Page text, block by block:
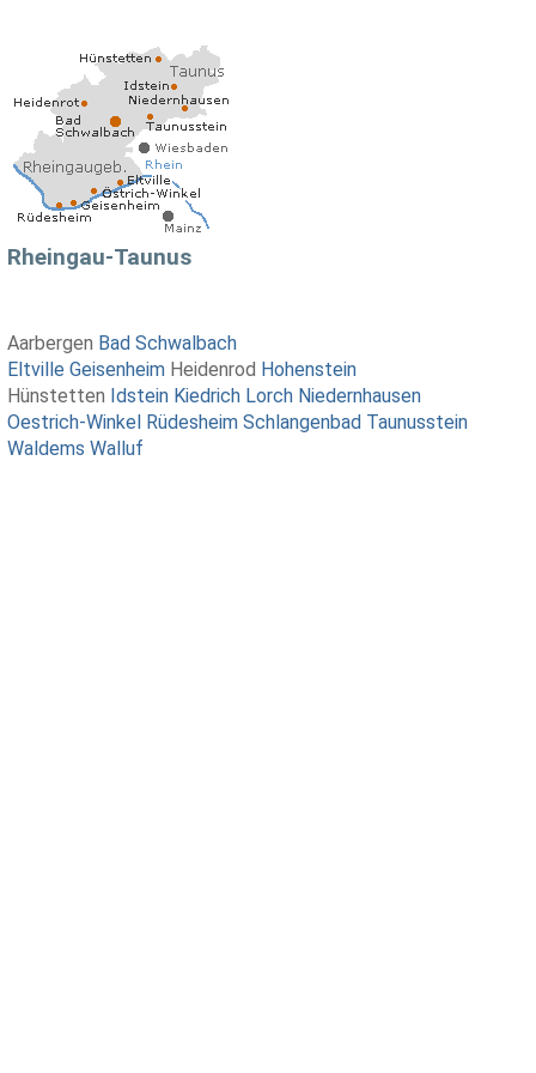
Rheingau-Taunus
Aarbergen Bad Schwalbach
Eltville Geisenheim Heidenrod Hohenstein
Hünstetten Idstein Kiedrich Lorch Niedernhausen
Oestrich-Winkel Rüdesheim Schlangenbad Taunusstein
Waldems Walluf